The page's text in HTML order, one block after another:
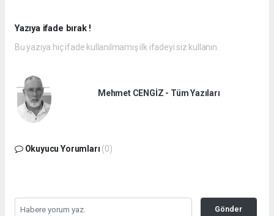
Yazıya ifade bırak !
Bu yazıya hiç ifade kullanılmamış ilk ifadeyi siz kullanın.
Mehmet CENGİZ - Tüm Yazıları
Okuyucu Yorumları (0)
Gönder